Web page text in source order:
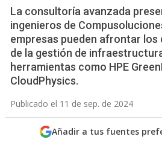
La consultoría avanzada
ingenieros de
empresas pueden afrontar los
de la gestión de
herramientas como HPE
CloudPhysics.
Publicado el 11 de sep. de 2024
Añadir a tus fuentes